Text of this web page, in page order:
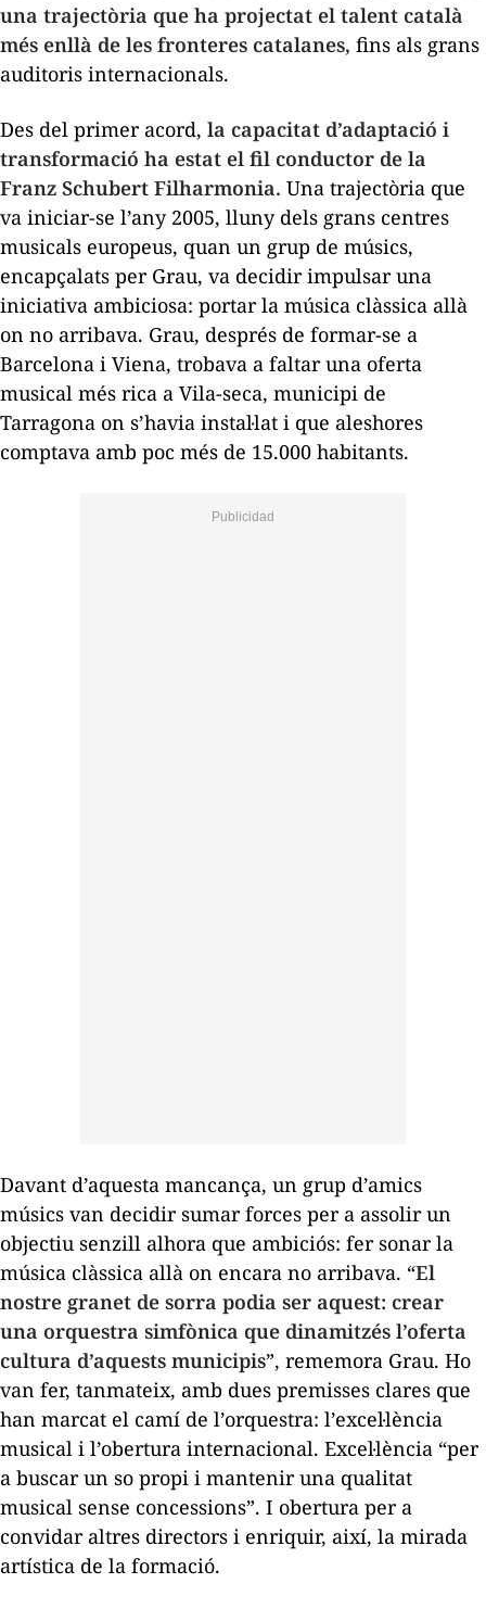
una trajectòria que ha projectat el talent català
més enllà de les fronteres catalanes, fins als grans
auditoris internacionals.
Des del primer acord, la capacitat d’adaptació i
transformació ha estat el fil conductor de la
Franz Schubert Filharmonia. Una trajectòria que
va iniciar-se l’any 2005, lluny dels grans centres
musicals europeus, quan un grup de músics,
encapçalats per Grau, va decidir impulsar una
iniciativa ambiciosa: portar la música clàssica allà
on no arribava. Grau, després de formar-se a
Barcelona i Viena, trobava a faltar una oferta
musical més rica a Vila-seca, municipi de
Tarragona on s’havia instal·lat i que aleshores
comptava amb poc més de 15.000 habitants.
Davant d’aquesta mancança, un grup d’amics
músics van decidir sumar forces per a assolir un
objectiu senzill alhora que ambiciós: fer sonar la
música clàssica allà on encara no arribava. “El
nostre granet de sorra podia ser aquest: crear
una orquestra simfònica que dinamitzés l’oferta
cultura d’aquests municipis”, rememora Grau. Ho
van fer, tanmateix, amb dues premisses clares que
han marcat el camí de l’orquestra: l’excel·lència
musical i l’obertura internacional. Excel·lència “per
a buscar un so propi i mantenir una qualitat
musical sense concessions”. I obertura per a
convidar altres directors i enriquir, així, la mirada
artística de la formació.